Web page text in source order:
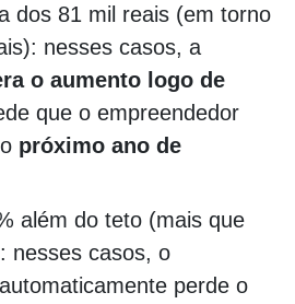
dos 81 mil reais (em torno
nesses casos, a
o aumento logo de
que o empreendedor
próximo ano de
além do teto (mais que
nesses casos, o
perde o